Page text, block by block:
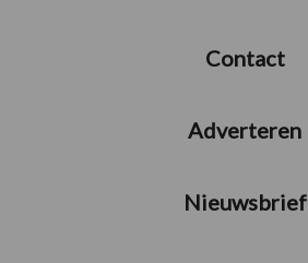
Contact
Adverteren
Nieuwsbrief